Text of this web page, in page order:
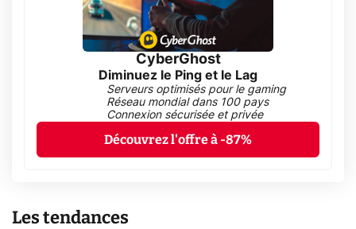
CyberGhost
Diminuez le Ping et le Lag
Serveurs optimisés pour le gaming
Réseau mondial dans 100 pays
Connexion sécurisée et privée
Découvrez l'offre à -87%
Les tendances